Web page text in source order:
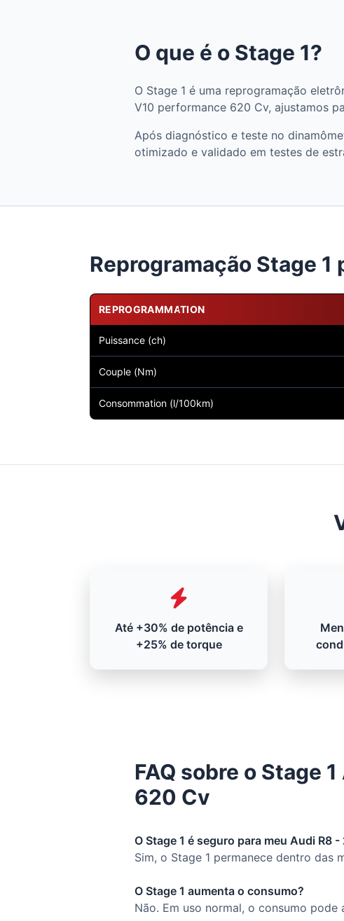
O que é o Stage 1?
O Stage 1 é uma reprogramação
V10 performance 620 Cv, ajustamos
Após diagnóstico e teste no
otimizado e validado em testes de
Reprogramação Stage
REPROGRAMMATION
Puissance (ch)
Couple (Nm)
Consommation (l/100km)
Até +30% de potência e
+25% de torque
FAQ sobre o Stage
620 Cv
O Stage 1 é seguro para meu Audi R8
Sim, o Stage 1 permanece dentro das
O Stage 1 aumenta o consumo?
Não. Em uso normal, o consumo